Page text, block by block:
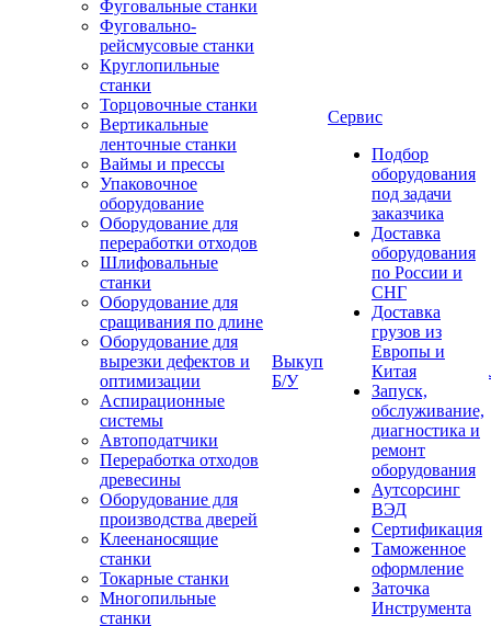
Фуговальные станки
Фуговально-
рейсмусовые станки
Круглопильные
станки
Торцовочные станки
Вертикальные
ленточные станки
Ваймы и прессы
Упаковочное
оборудование
Оборудование для
переработки отходов
Шлифовальные
станки
Оборудование для
сращивания по длине
Оборудование для
вырезки дефектов и
оптимизации
Аспирационные
системы
Автоподатчики
Переработка отходов
древесины
Оборудование для
производства дверей
Клеенаносящие
станки
Токарные станки
Многопильные
станки
Выкуп
Б/У
Сервис
Подбор
оборудования
под задачи
заказчика
Доставка
оборудования
по России и
СНГ
Доставка
грузов из
Европы и
Китая
Запуск,
обслуживание,
диагностика и
ремонт
оборудования
Аутсорсинг
ВЭД
Сертификация
Таможенное
оформление
Заточка
Инструмента